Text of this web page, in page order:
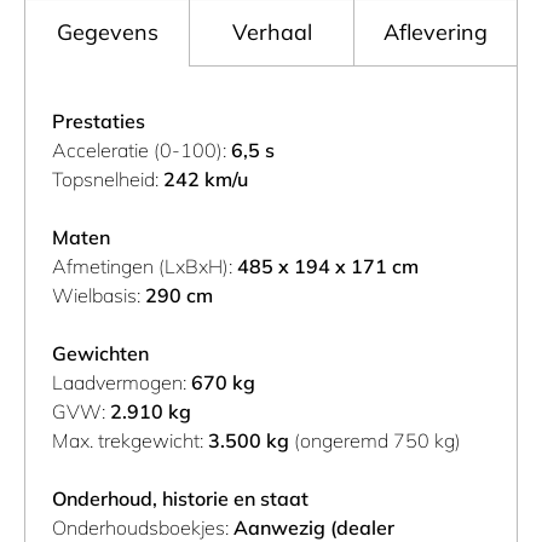
Gegevens Verhaal Aflevering
Prestaties
Acceleratie (0-100): 6,5 s
Topsnelheid: 242 km/u
Maten
Afmetingen (LxBxH): 485 x 194 x 171 cm
Wielbasis: 290 cm
Gewichten
Laadvermogen: 670 kg
GVW: 2.910 kg
Max. trekgewicht: 3.500 kg (ongeremd 750 kg)
Onderhoud, historie en staat
Onderhoudsboekjes: Aanwezig (dealer